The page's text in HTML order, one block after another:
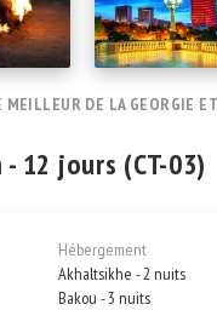
MEILLEUR DE LA GEORGIE
12 jours (CT-03)
Hébergement
Akhaltsikhe - 2 nuits
Bakou - 3 nuits